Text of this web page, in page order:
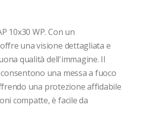
10x30 WP. Con un
una visione dettagliata e
qualità dell'immagine. Il
una messa a fuoco
una protezione affidabile
compatte, è facile da